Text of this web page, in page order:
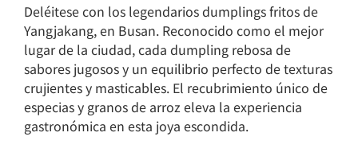
Deléitese con los legendarios dumplings fritos de
Yangjakang, en Busan. Reconocido como el mejor
lugar de la ciudad, cada dumpling rebosa de
sabores jugosos y un equilibrio perfecto de texturas
crujientes y masticables. El recubrimiento único de
especias y granos de arroz eleva la experiencia
gastronómica en esta joya escondida.